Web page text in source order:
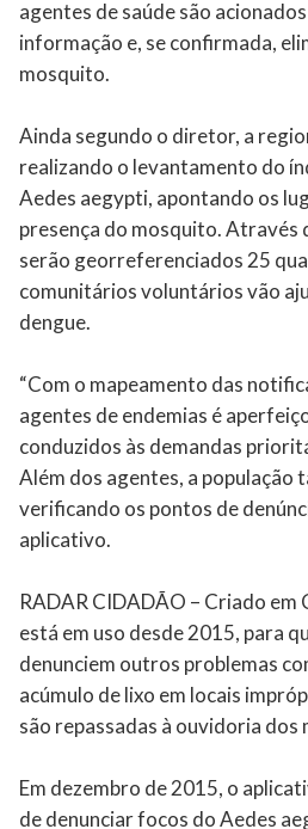
agentes de saúde são
informação e, se confirmada,
mosquito.
Ainda segundo o diretor, a
realizando o levantamento do
Aedes aegypti, apontando os
presença do mosquito. Através
serão georreferenciados 25
comunitários voluntários vão
dengue.
“Com o mapeamento das
agentes de endemias é
conduzidos às demandas
Além dos agentes, a população
verificando os pontos de
aplicativo.
RADAR CIDADÃO – Criado em
está em uso desde 2015, para
denunciem outros problemas
acúmulo de lixo em locais
são repassadas à ouvidoria dos
Em dezembro de 2015, o
de denunciar focos do Aedes